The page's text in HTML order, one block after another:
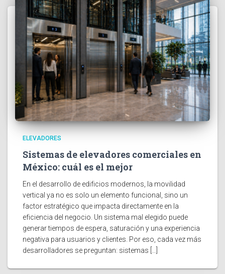
ELEVADORES
Sistemas de elevadores comerciales en
México: cuál es el mejor
En el desarrollo de edificios modernos, la movilidad
vertical ya no es solo un elemento funcional, sino un
factor estratégico que impacta directamente en la
eficiencia del negocio. Un sistema mal elegido puede
generar tiempos de espera, saturación y una experiencia
negativa para usuarios y clientes. Por eso, cada vez más
desarrolladores se preguntan: sistemas […]